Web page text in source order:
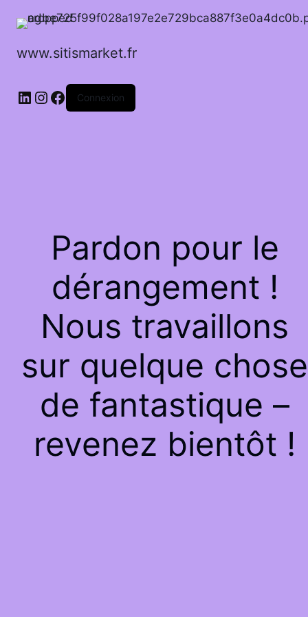
www.sitismarket.fr
LinkedIn
Instagram
Facebook
Connexion
Pardon pour le
dérangement !
Nous travaillons
sur quelque chose
de fantastique –
revenez bientôt !